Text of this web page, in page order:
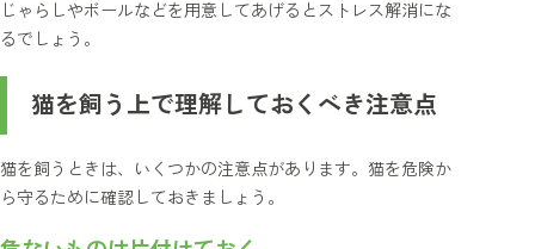
じゃらしやボールなどを用意してあげるとストレス解消にな
るでしょう。
猫を飼う上で理解しておくべき注意点
猫を飼うときは、いくつかの注意点があります。猫を危険か
ら守るために確認しておきましょう。